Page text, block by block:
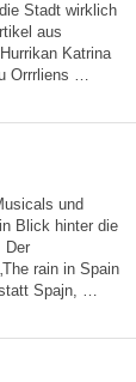
Stadt wirklich
aus
Katrina
Orrrliens …
und
Blick hinter die
Der
rain in Spain
Spajn, …